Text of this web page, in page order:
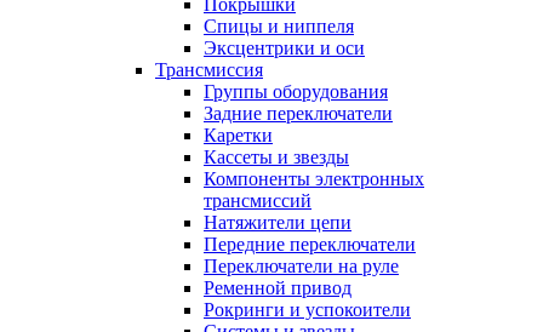
Спицы и ниппеля
Эксцентрики и оси
Трансмиссия
Группы оборудования
Задние переключатели
Каретки
Кассеты и звезды
Компоненты электронных
трансмиссий
Натяжители цепи
Передние переключатели
Переключатели на руле
Ременной привод
Рокринги и успокоители